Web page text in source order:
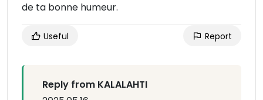
de ta bonne humeur.
Useful Report
Reply from KALALAHTI